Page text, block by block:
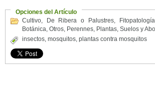
Opciones del Artículo
Cultivo, De Ribera o Palustres, Fitopatología
Botánica, Otros, Perennes, Plantas, Suelos y
insectos, mosquitos, plantas contra mosquitos